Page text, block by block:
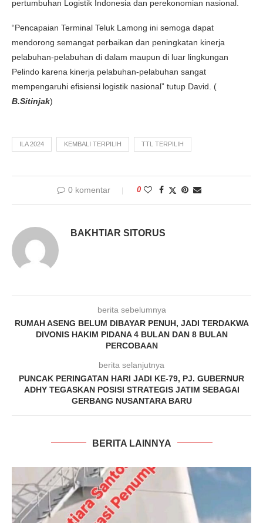
pertumbuhan Logistik Indonesia dan perekonomian nasional.
“Pencapaian Terminal Teluk Lamong ini semoga dapat
mendorong semangat perbaikan dan peningkatan kinerja
pelabuhan-pelabuhan di dalam maupun di luar lingkungan
Pelindo karena kinerja pelabuhan-pelabuhan sangat
mempengaruhi efisiensi logistik nasional” tutup David. (
B.Sitinjak)
ILA 2024 KEMBALI TERPILIH TTL TERPILIH
0 komentar 0
BAKHTIAR SITORUS
berita sebelumnya
RUMAH ASENG BELUM DIBAYAR PENUH, JADI TERDAKWA
DIVONIS HAKIM PIDANA 4 BULAN DAN 8 BULAN
PERCOBAAN
berita selanjutnya
PUNCAK PERINGATAN HARI JADI KE-79, PJ. GUBERNUR
ADHY TEGASKAN POSISI STRATEGIS JATIM SEBAGAI
GERBANG NUSANTARA BARU
BERITA LAINNYA